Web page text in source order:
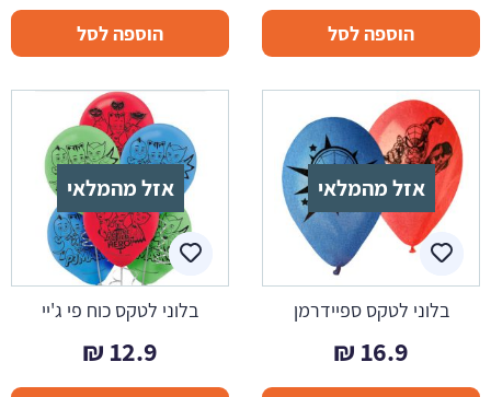
הוספה לסל הוספה לסל
אזל מהמלאי
בלוני לטקס ספיידרמן
16.9
₪
אזל מהמלאי
בלוני לטקס כוח פי ג'יי
12.9
₪